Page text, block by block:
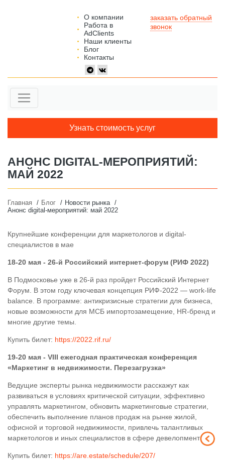
О компании
Работа в
AdClients
Наши клиенты
Блог
Контакты
заказать обратный
звонок
Узнать стоимость услуг
АНОНС DIGITAL-МЕРОПРИЯТИЙ:
МАЙ 2022
Главная Блог
Новости рынка
Анонс digital-мероприятий: май 2022
Крупнейшие конференции для маркетологов и digital-
специалистов в мае
18-20 мая - 26-й Российский интернет-форум (РИФ 2022)
В Подмосковье уже в 26-й раз пройдет Российский Интернет
Форум. В этом году ключевая концепция РИФ-2022 — work-life
balance. В программе: антикризисные стратегии для бизнеса,
новые возможности для МСБ импортозамещение, HR-бренд и
многие другие темы.
Купить билет: https://2022.rif.ru/
19-20 мая - VIII ежегодная практическая конференция
«Маркетинг в недвижимости. Перезагрузка»
Ведущие эксперты рынка недвижимости расскажут как
развиваться в условиях критической ситуации, эффективно
управлять маркетингом, обновить маркетинговые стратегии,
обеспечить выполнение планов продаж на рынке жилой,
офисной и торговой недвижимости, привлечь талантливых
маркетологов и иных специалистов в сфере девелопмента.
Купить билет: https://are.estate/schedule/207/